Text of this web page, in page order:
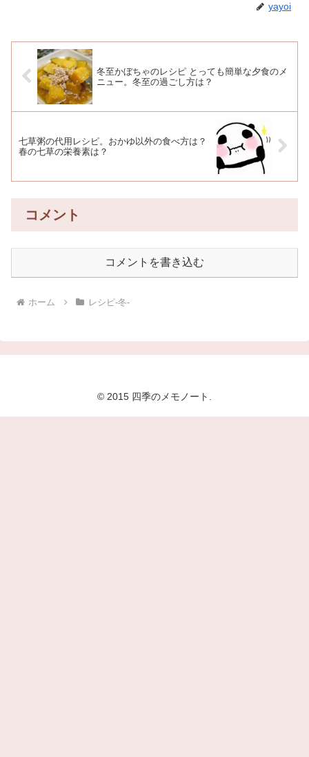
yayoi
冬至かぼちゃのレシピ とっても簡単な夕食のメ
ニュー。冬至の過ごし方は？
七草粥の代用レシピ。おかゆ以外の食べ方は？
春の七草の栄養素は？
コメント
コメントを書き込む
ホーム レシピ-冬-
© 2015 四季のメモノート.